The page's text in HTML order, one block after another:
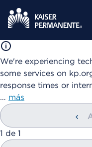
We're experiencing
some services on
response times or
… más
mostrando
1 de 1